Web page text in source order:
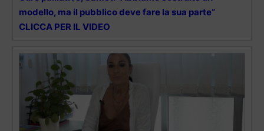
modello, ma il pubblico deve fare la sua parte”
CLICCA PER IL VIDEO